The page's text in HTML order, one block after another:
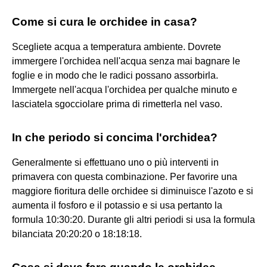
Come si cura le orchidee in casa?
Scegliete acqua a temperatura ambiente. Dovrete
immergere l'orchidea nell'acqua senza mai bagnare le
foglie e in modo che le radici possano assorbirla.
Immergete nell'acqua l'orchidea per qualche minuto e
lasciatela sgocciolare prima di rimetterla nel vaso.
In che periodo si concima l'orchidea?
Generalmente si effettuano uno o più interventi in
primavera con questa combinazione. Per favorire una
maggiore fioritura delle orchidee si diminuisce l'azoto e si
aumenta il fosforo e il potassio e si usa pertanto la
formula 10:30:20. Durante gli altri periodi si usa la formula
bilanciata 20:20:20 o 18:18:18.